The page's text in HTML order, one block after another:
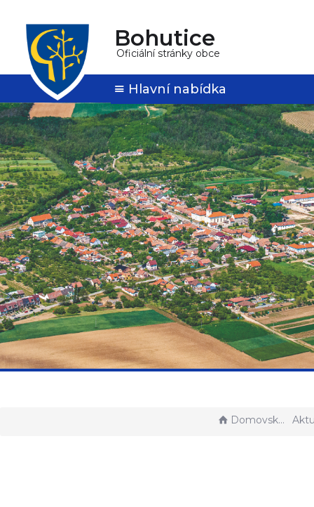
Bohutice
Oficiální stránky obce
Hlavní nabídka
Domovská stránka